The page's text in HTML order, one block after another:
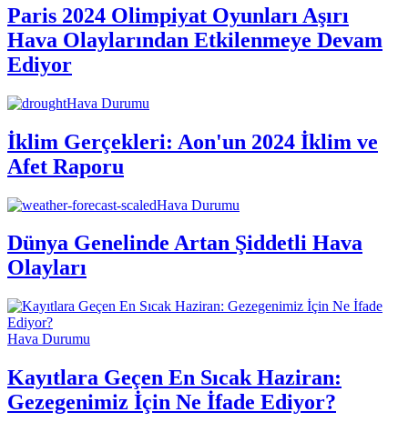
Paris 2024 Olimpiyat Oyunları Aşırı
Hava Olaylarından Etkilenmeye Devam
Ediyor
Hava Durumu
İklim Gerçekleri: Aon'un 2024 İklim ve
Afet Raporu
Hava Durumu
Dünya Genelinde Artan Şiddetli Hava
Olayları
Hava Durumu
Kayıtlara Geçen En Sıcak Haziran:
Gezegenimiz İçin Ne İfade Ediyor?